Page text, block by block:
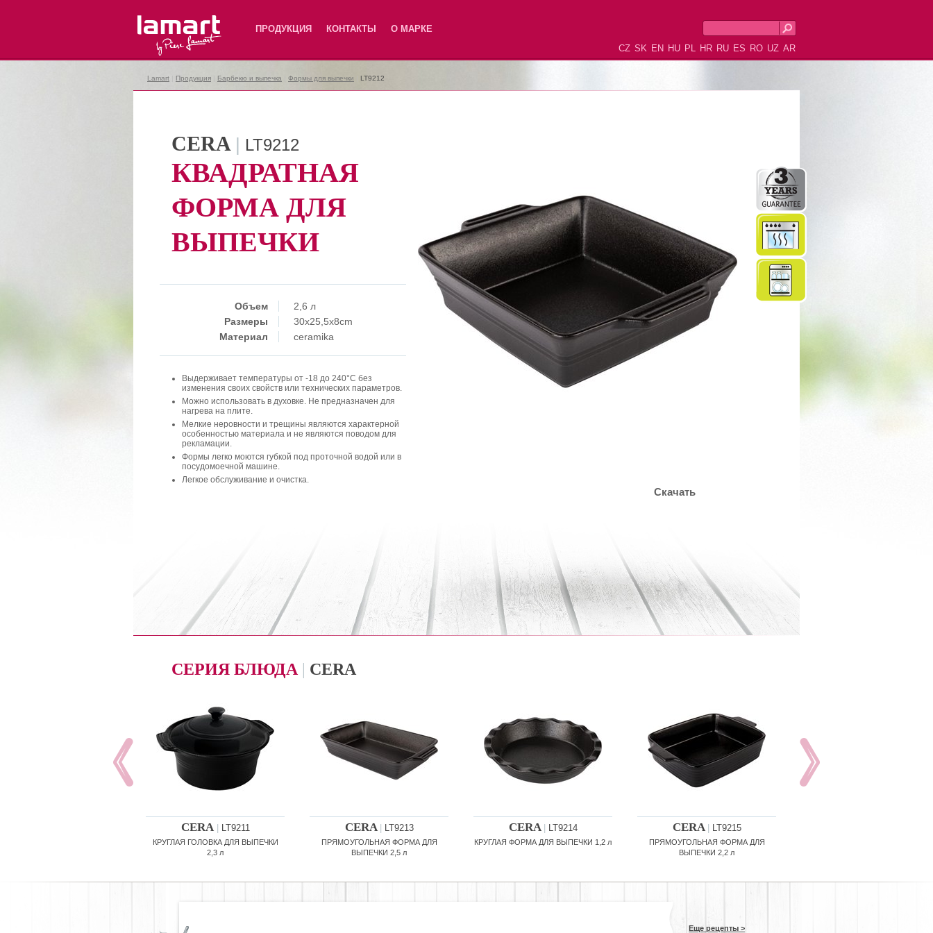
Lamart ПРОДУКЦИЯ КОНТАКТЫ
О МАРКЕ
CZ SK EN HU PL HR RU ES RO UZ AR
Lamart Продукция Барбекю и выпечка Формы для выпечки LT9212
Скачать
CERA | LT9212
КВАДРАТНАЯ
ФОРМА ДЛЯ
ВЫПЕЧКИ
Объем
2,6 л
Размеры
30x25,5x8cm
Материал
ceramika
Выдерживает температуры от -18 до 240°C без
изменения своих свойств или технических параметров.
Можно использовать в духовке. Не предназначен для
нагрева на плите.
Мелкие неровности и трещины являются характерной
особенностью материала и не являются поводом для
рекламации.
Формы легко моются губкой под проточной водой или в
посудомоечной машине.
Легкое обслуживание и очистка.
СЕРИЯ БЛЮДА | CERA
CERA| LT9211
КРУГЛАЯ ГОЛОВКА ДЛЯ ВЫПЕЧКИ
2,3 л
CERA LT9213
ПРЯМОУГОЛЬНАЯ ФОРМА ДЛЯ
ВЫПЕЧКИ 2,5 л
CERA LT9214
КРУГЛАЯ ФОРМА ДЛЯ ВЫПЕЧКИ 1,2 л
CERA LT9215
ПРЯМОУГОЛЬНАЯ ФОРМА ДЛЯ
ВЫПЕЧКИ 2,2 л
Еще рецепты >